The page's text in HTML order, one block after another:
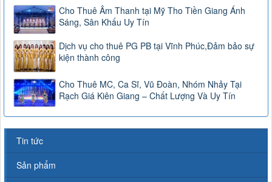
Cho Thuê Âm Thanh tại Mỹ Tho Tiền Giang Ánh
Sáng, Sân Khấu Uy Tín
Dịch vụ cho thuê PG PB tại Vĩnh Phúc,Đảm bảo sự
kiện thành công
Cho Thuê MC, Ca Sĩ, Vũ Đoàn, Nhóm Nhảy Tại
Rạch Giá Kiên Giang – Chất Lượng Và Uy Tín
Tin tức
Sản phẩm